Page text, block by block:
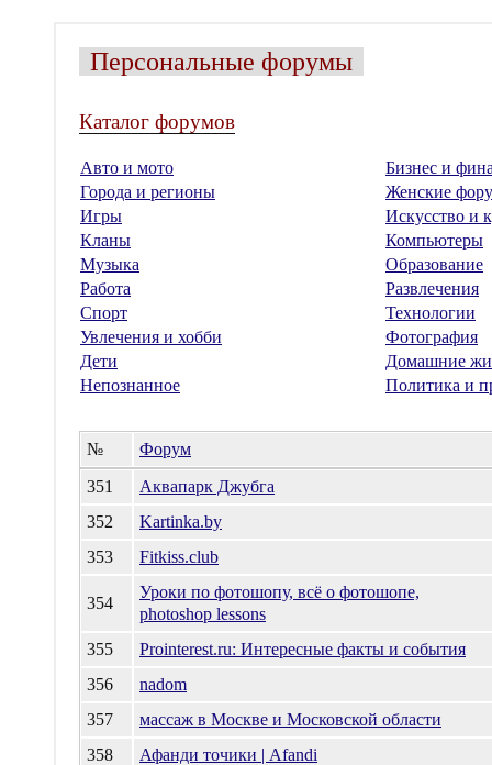
Персональные форумы
Каталог форумов
Авто и мото
Бизнес и
Города и регионы
Женские
Игры
Искусство и
Кланы
Компьютеры
Музыка
Образование
Работа
Развлечения
Спорт
Технологии
Увлечения и хобби
Фотография
Дети
Домашние
Непознанное
Политика и
№
Форум
351
Аквапарк Джубга
352
Kartinka.by
353
Fitkiss.club
354
Уроки по фотошопу, всё о фотошопе,
photoshop lessons
355
Prointerest.ru: Интересные факты и события
356
nadom
357
массаж в Москве и Московской области
358
Афанди точики | Afandi